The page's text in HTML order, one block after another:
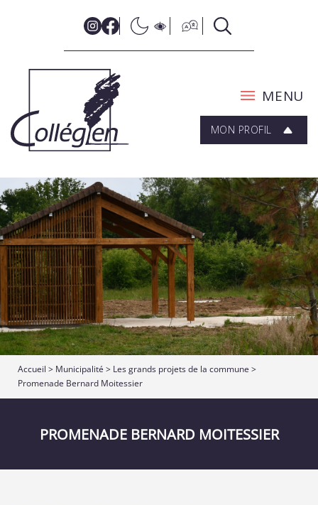
MENU
MON PROFIL
Accueil > Municipalité > Les grands projets de la commune >
Promenade Bernard Moitessier
PROMENADE BERNARD MOITESSIER